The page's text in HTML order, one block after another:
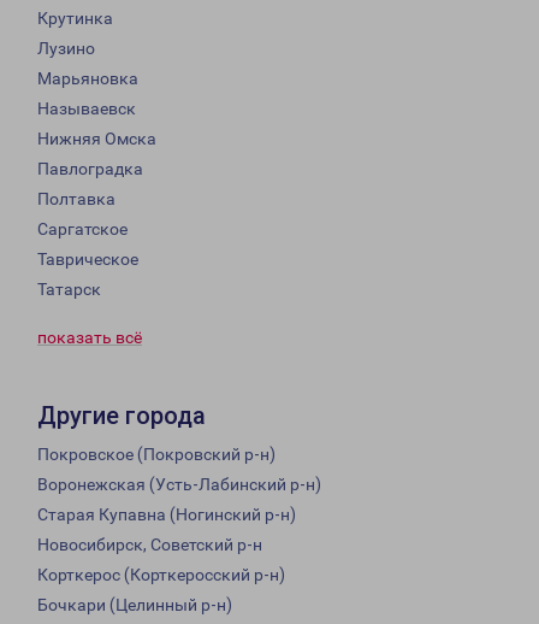
Крутинка
Лузино
Марьяновка
Называевск
Нижняя Омска
Павлоградка
Полтавка
Саргатское
Таврическое
Татарск
показать всё
Другие города
Покровское (Покровский р-н)
Воронежская (Усть-Лабинский р-н)
Старая Купавна (Ногинский р-н)
Новосибирск, Советский р-н
Корткерос (Корткеросский р-н)
Бочкари (Целинный р-н)